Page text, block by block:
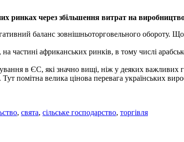
ринках через збільшення витрат на
баланс зовнішньоторговельного обороту.
частині африканських ринків, в тому числі
в ЄС, які значно вищі, ніж у деяких важливих
помітна велика цінова перевага українських
, свята, сільське господарство, торгівля